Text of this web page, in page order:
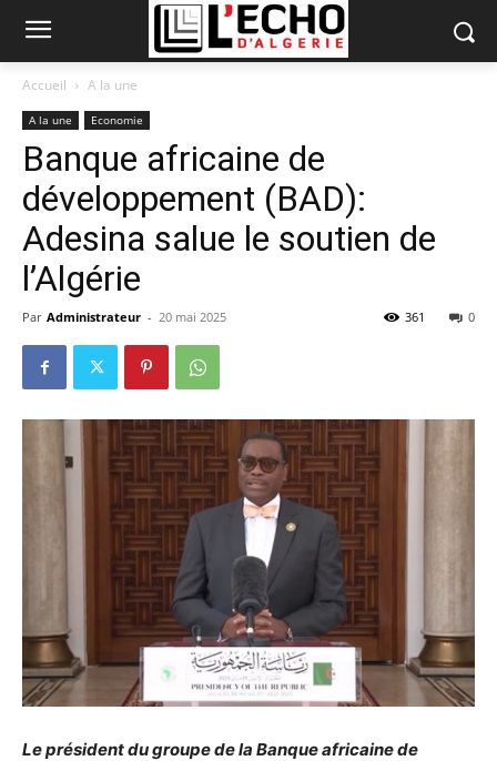
Accueil A la une
A la une Economie
Banque africaine de
développement (BAD):
Adesina salue le soutien de
l’Algérie
Par Administrateur - 20 mai 2025 0
361
Le président du groupe de la Banque africaine de